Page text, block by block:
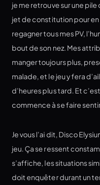
je me retrouve sur une
jet de constitution pour en
regagner tous mes PV,
bout de son nez. Mes
manger toujours plus,
malade, et le jeu y fera
d’heures plus tard. Et
commence à se faire
Je vous l’ai dit, Disco
jeu. Ça se ressent
s’affiche, les situations
doit enquêter durant un